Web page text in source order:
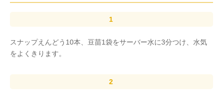
スナップえんどう10本、豆苗1袋をサーバー水に3分つけ、水気
をよくきります。